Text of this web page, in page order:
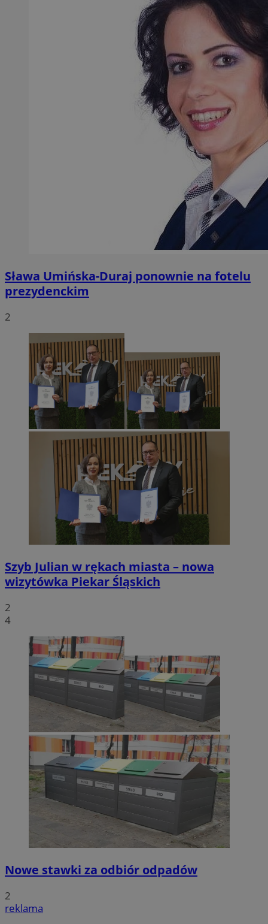
Sława Umińska-Duraj ponownie na fotelu
prezydenckim
2
Szyb Julian w rękach miasta – nowa
wizytówka Piekar Śląskich
2
4
Nowe stawki za odbiór odpadów
2
reklama